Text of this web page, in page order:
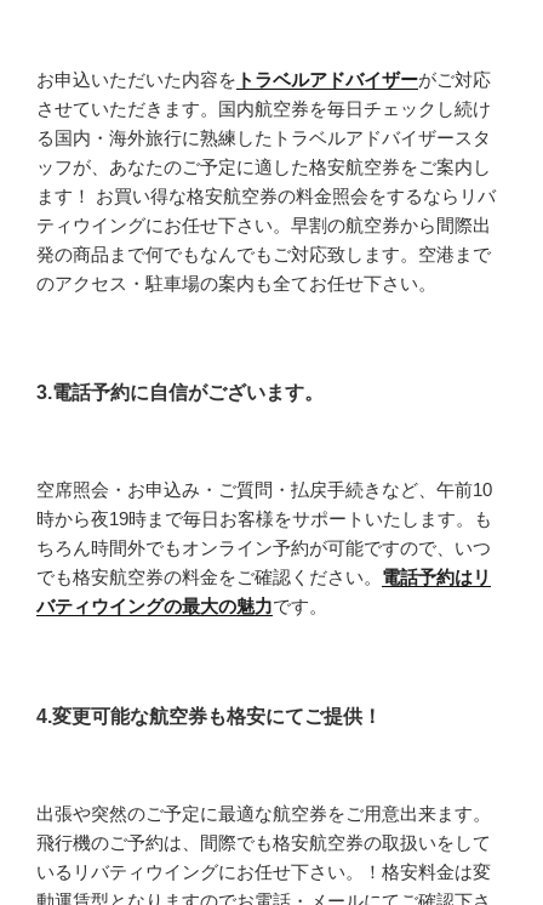
お申込いただいた内容を トラベルアドバイザーがご対応
させていただきます。国内航空券を毎日チェックし続け
る国内・海外旅行に熟練したトラベルアドバイザースタ
ッフが、あなたのご予定に適した格安航空券をご案内し
ます！ お買い得な格安航空券の料金照会をするならリバ
ティウイングにお任せ下さい。早割の航空券から間際出
発の商品まで何でもなんでもご対応致します。空港まで
のアクセス・駐車場の案内も全てお任せ下さい。
3.電話予約に自信がございます。
空席照会・お申込み・ご質問・払戻手続きなど、午前10
時から夜19時まで毎日お客様をサポートいたします。も
ちろん時間外でもオンライン予約が可能ですので、いつ
でも格安航空券の料金をご確認ください。 電話予約はリ
バティウイングの最大の魅力です。
4.変更可能な航空券も格安にてご提供！
出張や突然のご予定に最適な航空券をご用意出来ます。
飛行機のご予約は、間際でも格安航空券の取扱いをして
いるリバティウイングにお任せ下さい。！格安料金は変
動運賃型となりますのでお電話・メールにてご確認下さ